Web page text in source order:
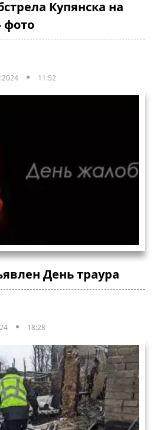
Купянска на
фото
11:52
День траура
18:28